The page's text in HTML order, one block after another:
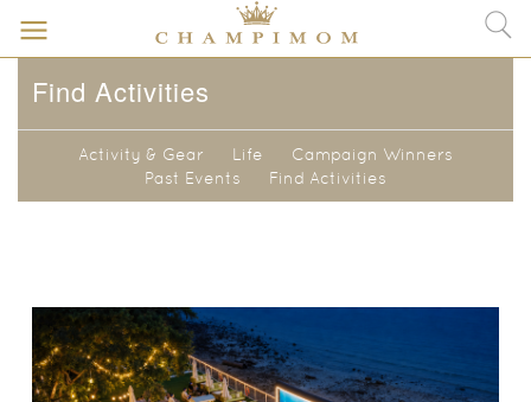
Find Activities
Activity & Gear Life
Campaign Winners
Past Events
Find Activities